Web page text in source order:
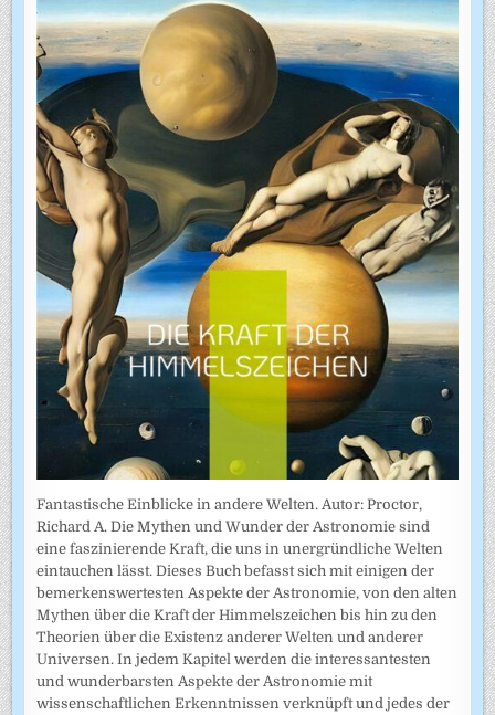
Fantastische Einblicke in andere Welten. Autor: Proctor,
Richard A. Die Mythen und Wunder der Astronomie sind
eine faszinierende Kraft, die uns in unergründliche Welten
eintauchen lässt. Dieses Buch befasst sich mit einigen der
bemerkenswertesten Aspekte der Astronomie, von den alten
Mythen über die Kraft der Himmelszeichen bis hin zu den
Theorien über die Existenz anderer Welten und anderer
Universen. In jedem Kapitel werden die interessantesten
und wunderbarsten Aspekte der Astronomie mit
wissenschaftlichen Erkenntnissen verknüpft und jedes der